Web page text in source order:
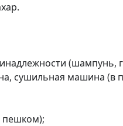
(шампунь,
сушильная машина (в
пешком);